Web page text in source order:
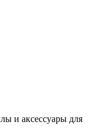
и аксессуары для